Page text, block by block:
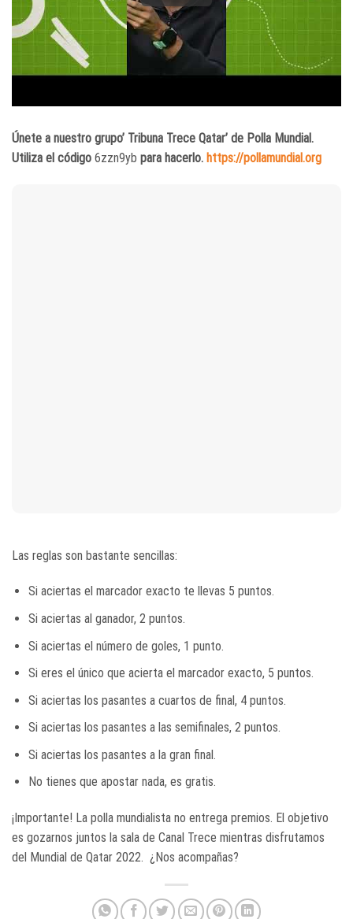
Únete a nuestro grupo’ Tribuna Trece Qatar’ de Polla Mundial.
Utiliza el código 6zzn9yb para hacerlo. https://pollamundial.org
Las reglas son bastante sencillas:
Si aciertas el marcador exacto te llevas 5 puntos.
Si aciertas al ganador, 2 puntos.
Si aciertas el número de goles, 1 punto.
Si eres el único que acierta el marcador exacto, 5 puntos.
Si aciertas los pasantes a cuartos de final, 4 puntos.
Si aciertas los pasantes a las semifinales, 2 puntos.
Si aciertas los pasantes a la gran final.
No tienes que apostar nada, es gratis.
¡Importante! La polla mundialista no entrega premios. El objetivo
es gozarnos juntos la sala de Canal Trece mientras disfrutamos
del Mundial de Qatar 2022. ¿Nos acompañas?